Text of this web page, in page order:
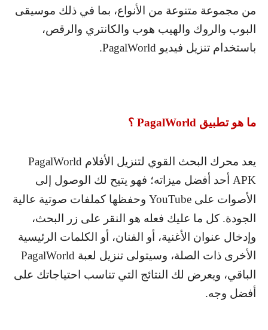
من مجموعة متنوعة من الأنواع، بما في ذلك موسيقى
البوب والروك والهيب هوب والكانتري والرقص،
باستخدام تنزيل فيديو PagalWorld
.
ما هو تطبيق PagalWorld ؟
يعد محرك البحث القوي لتنزيل الأفلام PagalWorld
APK أحد أفضل ميزاته؛ فهو يتيح لك الوصول إلى
الأصوات على YouTube وحفظها كملفات صوتية عالية
الجودة. كل ما عليك فعله هو النقر على زر البحث،
وإدخال عنوان الأغنية، أو الفنان، أو الكلمات الرئيسية
الأخرى ذات الصلة، وسيتولى تنزيل لعبة PagalWorld
الباقي، ويعرض لك النتائج التي تناسب احتياجاتك على
أفضل وجه.